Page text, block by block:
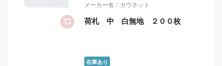
メーカー名 カウネット
荷札 中 白無地 ２００枚
在庫あり